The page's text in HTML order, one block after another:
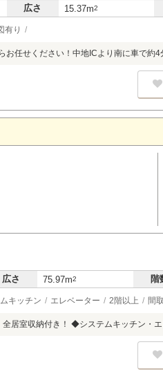
広さ 15.37m2
有り
お任せください！中地ICより南に車で約4
広さ 75.97m2 階
キッチン エレベーター 2階以上 間
居室収納付き！ ◆システムキッチン・エ